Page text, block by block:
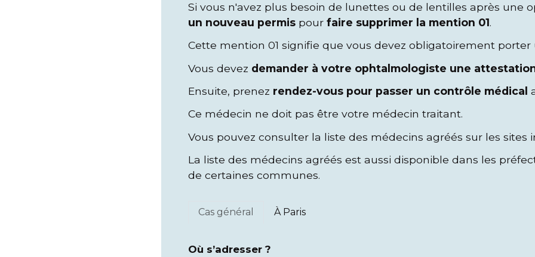
Si vous n'avez plus besoin de lunettes ou de lentilles après une
un nouveau permis pour faire supprimer la mention 01.
Cette mention 01 signifie que vous devez obligatoirement
Vous devez demander à votre ophtalmologiste une
Ensuite, prenez rendez-vous pour passer un contrôle médical
Ce médecin ne doit pas être votre médecin traitant.
Vous pouvez consulter la liste des médecins agréés sur les sites
La liste des médecins agréés est aussi disponible dans les
de certaines communes.
Cas général À Paris
Où s’adresser ?